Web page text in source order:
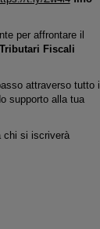
per affrontare il
Fiscali
attraverso tutto il
supporto alla tua
chi si iscriverà